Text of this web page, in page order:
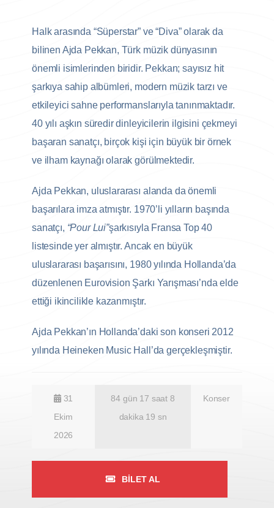
Halk arasında “Süperstar” ve “Diva” olarak da
bilinen Ajda Pekkan, Türk müzik dünyasının
önemli isimlerinden biridir. Pekkan; sayısız hit
şarkıya sahip albümleri, modern müzik tarzı ve
etkileyici sahne performanslarıyla tanınmaktadır.
40 yılı aşkın süredir dinleyicilerin ilgisini çekmeyi
başaran sanatçı, birçok kişi için büyük bir örnek
ve ilham kaynağı olarak görülmektedir.
Ajda Pekkan, uluslararası alanda da önemli
başarılara imza atmıştır. 1970’li yılların başında
sanatçı, “Pour Lui”şarkısıyla Fransa Top 40
listesinde yer almıştır. Ancak en büyük
uluslararası başarısını, 1980 yılında Hollanda’da
düzenlenen Eurovision Şarkı Yarışması’nda elde
ettiği ikincilikle kazanmıştır.
Ajda Pekkan’ın Hollanda’daki son konseri 2012
yılında Heineken Music Hall’da gerçekleşmiştir.
31
Ekim
2026
84 gün 17 saat 8
dakika 18 sn
Konser
BILET AL